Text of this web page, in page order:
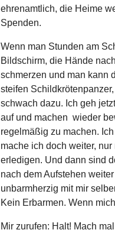
ehrenamtlich, die Heime
Spenden.
Wenn man Stunden am
Bildschirm, die Hände
schmerzen und man kann
steifen
schwach dazu. Ich geh
auf und machen wieder
regelmäßig zu machen.
mache ich doch weiter,
erledigen. Und dann sind
nach dem Aufstehen
unbarmherzig mit mir
Kein Erbarmen. Wenn
Mir zurufen: Halt! Mach